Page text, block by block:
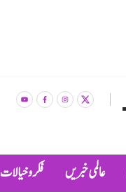
عالمی خبریں فکر و خیالات